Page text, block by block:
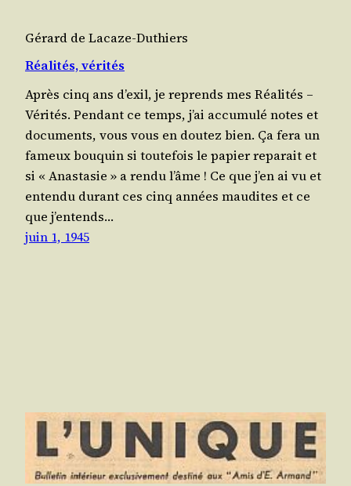
Gérard de Lacaze-Duthiers
Réalités, vérités
Après cinq ans d’exil, je reprends mes Réa­li­tés –
Véri­tés. Pen­dant ce temps, j’ai accu­mu­lé notes et
docu­ments, vous vous en dou­tez bien. Ça fera un
fameux bou­quin si tou­te­fois le papier repa­rait et
si « Anas­ta­sie » a ren­du l’âme ! Ce que j’en ai vu et
enten­du durant ces cinq années mau­dites et ce
que j’en­tends…
juin 1, 1945